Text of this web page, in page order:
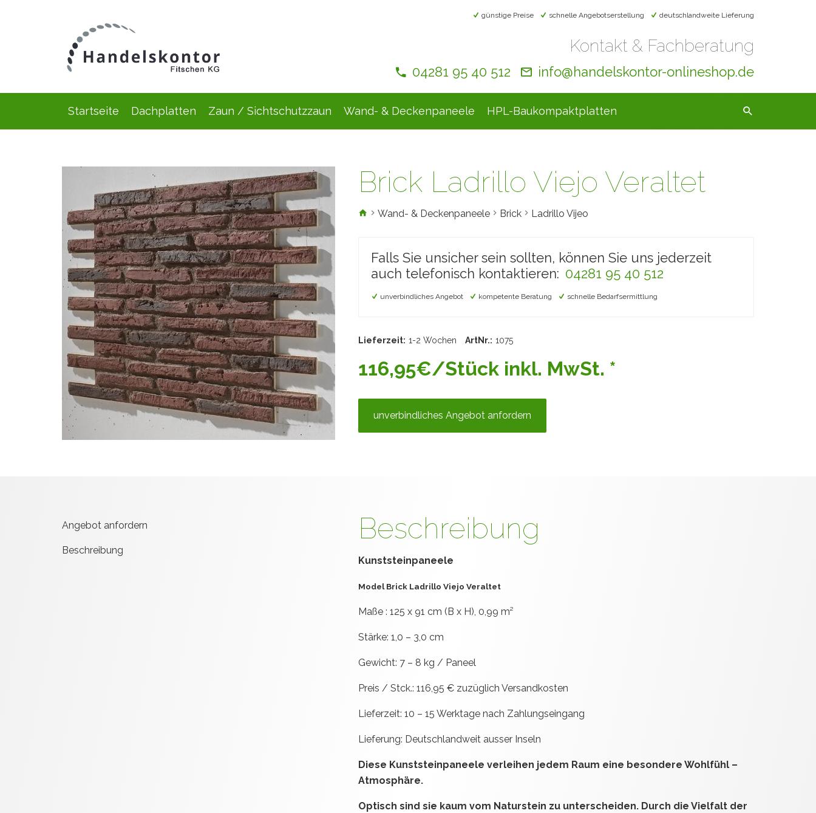
günstige Preise schnelle Angebotserstellung deutschlandweite Lieferung
Kontakt & Fachberatung
04281 95 40 512 info@handelskontor-onlineshop.de
Startseite Dachplatten Zaun / Sichtschutzzaun Wand- & Deckenpaneele HPL-Baukompaktplatten
Brick Ladrillo Viejo Veraltet
Wand- & Deckenpaneele Brick Ladrillo Vijeo
Falls Sie unsicher sein sollten, können Sie uns jederzeit
auch telefonisch kontaktieren: 04281 95 40 512
unverbindliches Angebot kompetente Beratung schnelle Bedarfsermittlung
Lieferzeit: 1-2 Wochen ArtNr.: 1075
116,95€/Stück inkl. MwSt. *
unverbindliches Angebot anfordern
Angebot anfordern
Beschreibung
Beschreibung
Kunststeinpaneele
Model Brick Ladrillo Viejo Veraltet
Maße : 125 x 91 cm (B x H), 0,99 m²
Stärke: 1,0 – 3,0 cm
Gewicht: 7 – 8 kg / Paneel
Preis / Stck.: 116,95 € zuzüglich Versandkosten
Lieferzeit: 10 – 15 Werktage nach Zahlungseingang
Lieferung: Deutschlandweit ausser Inseln
Diese Kunststeinpaneele verleihen jedem Raum eine besondere Wohlfühl –
Atmosphäre.
Optisch sind sie kaum vom Naturstein zu unterscheiden. Durch die Vielfalt der